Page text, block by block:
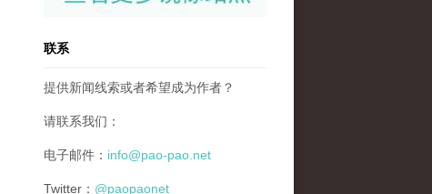
联系
提供新闻线索或者希望成为作者？
请联系我们：
电子邮件： info@pao-pao.net
Twitter： @paopaonet